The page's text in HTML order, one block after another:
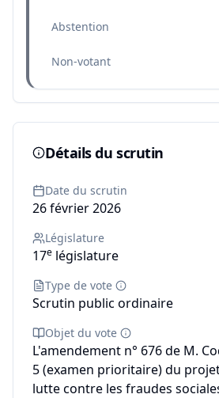
Abstention
Non-votant
Détails du scrutin
Date du scrutin
26 février 2026
Législature
17e législature
Type de vote
Scrutin public ordinaire
Objet du vote
L'amendement n° 676 de M.
5 (examen prioritaire) du
lutte contre les fraudes